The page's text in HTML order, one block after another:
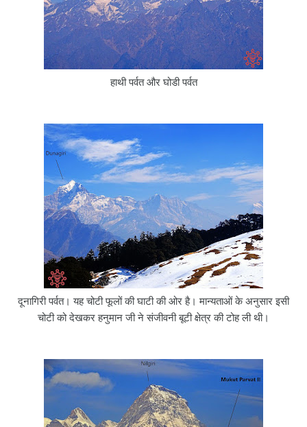
हाथी पर्वत और घोडी पर्वत
दूनागिरी पर्वत। यह चोटी फूलों की घाटी की ओर है। मान्यताओं के अनुसार इसी
चोटी को देखकर हनुमान जी ने संजीवनी बूटी क्षेत्र की टोह ली थी।